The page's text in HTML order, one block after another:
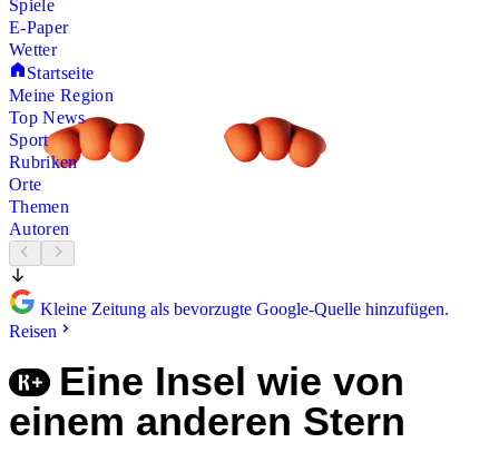
Spiele
E-Paper
Wetter
Startseite
Meine Region
Top News
Sport
Rubriken
Orte
Themen
Autoren
Kleine Zeitung als bevorzugte Google-Quelle hinzufügen.
Reisen
Eine Insel wie von
einem anderen Stern